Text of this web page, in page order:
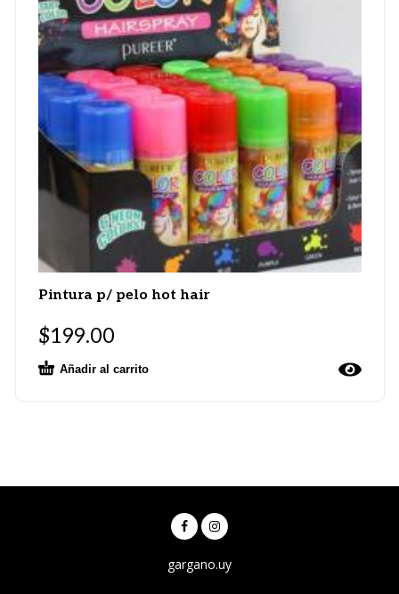
Pintura p/ pelo hot hair
$199.00
Añadir al carrito
gargano.uy